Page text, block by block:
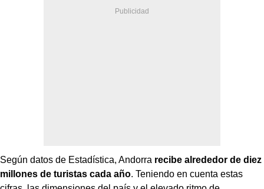
Según datos de Estadística, Andorra recibe alrededor de diez
millones de turistas cada año. Teniendo en cuenta estas